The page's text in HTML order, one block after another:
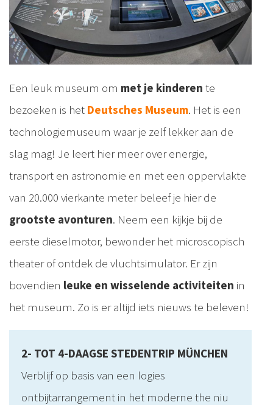
Een leuk museum om met je kinderen te
bezoeken is het Deutsches Museum. Het is een
technologiemuseum waar je zelf lekker aan de
slag mag! Je leert hier meer over energie,
transport en astronomie en met een oppervlakte
van 20.000 vierkante meter beleef je hier de
grootste avonturen. Neem een kijkje bij de
eerste dieselmotor, bewonder het microscopisch
theater of ontdek de vluchtsimulator. Er zijn
bovendien leuke en wisselende activiteiten in
het museum. Zo is er altijd iets nieuws te beleven!
2- TOT 4-DAAGSE STEDENTRIP MÜNCHEN
Verblijf op basis van een logies
ontbijtarrangement in het moderne the niu